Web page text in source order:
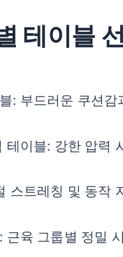
테이블
: 부드러운 쿠션
이블: 강한 압력
스트레칭 및 동작
육 그룹별 정밀